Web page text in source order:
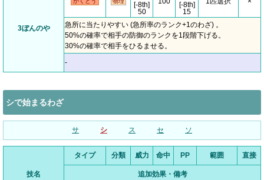
3ぼんのや
[-8th]
50
[-8th]
15
急所に当たりやすい (急所率のランク+1のわざ) 。
50%の確率で相手の防御のランクを1段階下げる。
30%の確率で相手をひるませる。
-
シで始まるわざ
サ シ ス セ ソ
技名
タイプ 分類 威力 命中 PP 範囲 直接
追加効果・備考